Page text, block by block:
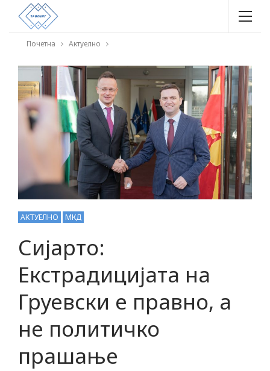
Почетна Актуелно
АКТУЕЛНО МКД
Сијарто:
Екстрадицијата на
Груевски е правно, а
не политичко
прашање